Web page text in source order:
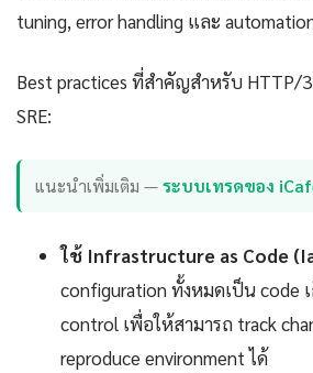
tuning, error handling และ
Best practices ที่สำคัญสำหรับ HTTP/3
SRE:
แนะนำเพิ่มเติม —ระบบเทรดของ
ใช้ Infrastructure as Code
configuration ทั้งหมดเป็น code
control เพื่อให้สามารถ track
reproduce environment ได้